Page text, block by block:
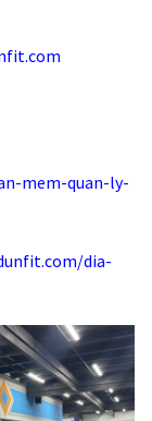
mem-quan-ly-
dia-